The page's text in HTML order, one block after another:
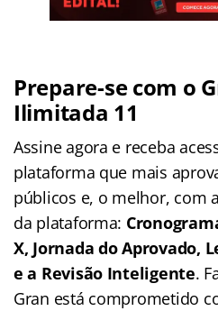
Prepare-se com o
Ilimitada 11
Assine agora e receba
plataforma que mais
públicos e, o melhor, com
da plataforma:
X, Jornada do Aprovado,
e a Revisão Inteligente.
Gran está comprometido